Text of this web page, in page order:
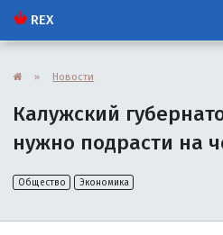
REX
» Новости
Калужский
нужно подрасти на
Общество Экономика